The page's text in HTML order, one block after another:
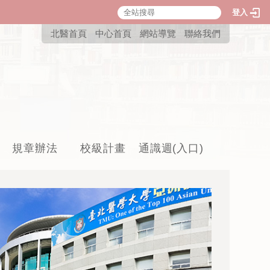
登入
北醫首頁 中心首頁 網站導覽 聯絡我們
規章辦法 校級計畫 通識週(入口)